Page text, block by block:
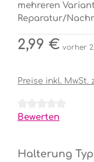
mehreren
Reparatur/
Regulärer Preis:
2,99 € vorher
Preise inkl. MwSt.
Bewerten
Halterung Typ